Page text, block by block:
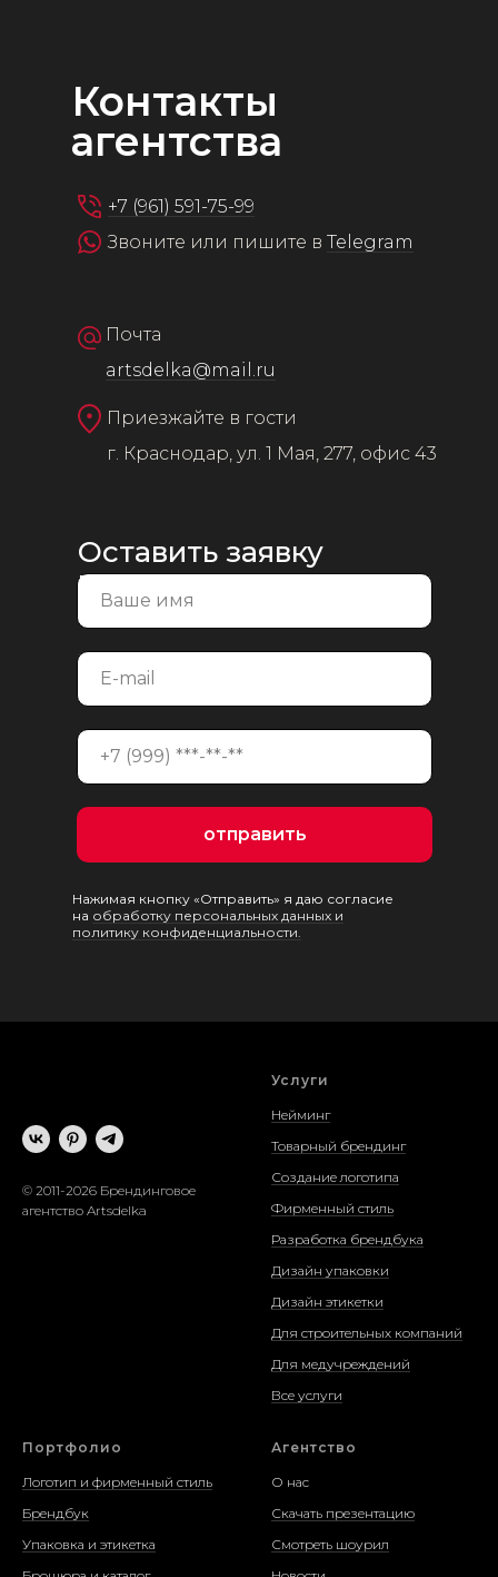
отправить
Оставить заявку
на консультацию
Контакты
агентства
+7 (961) 591-75-99
Звоните или пишите в Telegram
Почта
artsdelka@mail.ru
Приезжайте в гости
г. Краснодар, ул. 1 Мая, 277, офис 43
Нажимая кнопку «Отправить» я даю согласие
на обработку персональных данных и
политику конфиденциальности.
© 2011-2026 Брендинговое
агентство Artsdelka
Услуги
Нейминг
Товарный брендинг
Создание логотипа
Фирменный стиль
Разработка брендбука
Дизайн упаковки
Дизайн этикетки
Для строительных компаний
Для медучреждений
Все услуги
Портфолио
Логотип и фирменный стиль
Брендбук
Упаковка и этикетка
Агентство
О нас
Скачать презентацию
Смотреть шоурил